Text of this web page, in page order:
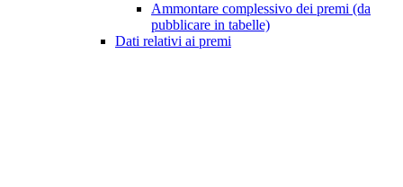
Ammontare complessivo dei premi (da
pubblicare in tabelle)
Dati relativi ai premi